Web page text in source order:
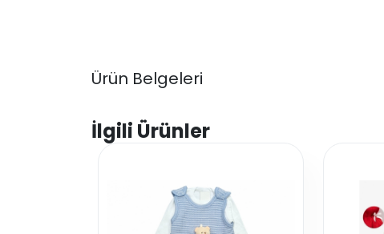
Ürün Belgeleri
İlgili Ürünler